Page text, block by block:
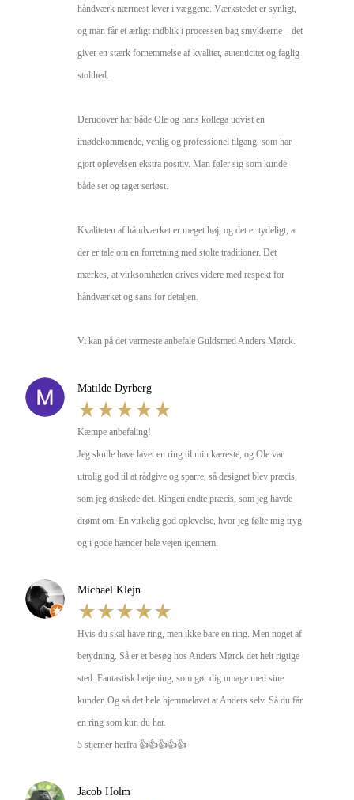
håndværk nærmest lever i væggene. Værkstedet er synligt,
og man får et ærligt indblik i processen bag smykkerne – det
giver en stærk fornemmelse af kvalitet, autenticitet og faglig
stolthed.
Derudover har både Ole og hans kollega udvist en
imødekommende, venlig og professionel tilgang, som har
gjort oplevelsen ekstra positiv. Man føler sig som kunde
både set og taget seriøst.
Kvaliteten af håndværket er meget høj, og det er tydeligt, at
der er tale om en forretning med stolte traditioner. Det
mærkes, at virksomheden drives videre med respekt for
håndværket og sans for detaljen.
Vi kan på det varmeste anbefale Guldsmed Anders Mørck.
Matilde Dyrberg
Kæmpe anbefaling!
Jeg skulle have lavet en ring til min kæreste, og Ole var
utrolig god til at rådgive og sparre, så designet blev præcis,
som jeg ønskede det. Ringen endte præcis, som jeg havde
drømt om. En virkelig god oplevelse, hvor jeg følte mig tryg
og i gode hænder hele vejen igennem.
Michael Klejn
Hvis du skal have ring, men ikke bare en ring. Men noget af
betydning. Så er et besøg hos Anders Mørck det helt rigtige
sted. Fantastisk betjening, som gør dig umage med sine
kunder. Og så det hele hjemmelavet at Anders selv. Så du får
en ring som kun du har.
5 stjerner herfra 👍👍👍👍👍
Jacob Holm